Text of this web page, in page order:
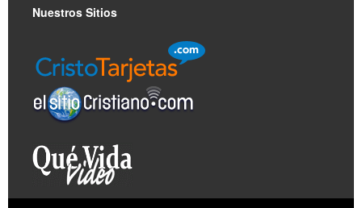
Nuestros Sitios